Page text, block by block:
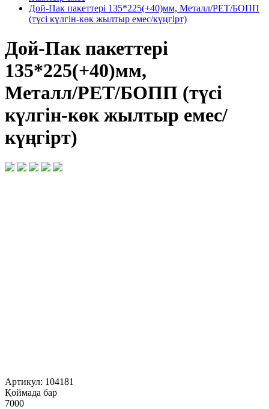
Дой-Пак пакеттері 135*225(+40)мм, Металл/PET/БОПП
(түсі күлгін-көк жылтыр емес/күңгірт)
Дой-Пак пакеттері
135*225(+40)мм,
Металл/PET/БОПП (түсі
күлгін-көк жылтыр емес/
күңгірт)
Артикул: 104181
Қоймада бар
7000